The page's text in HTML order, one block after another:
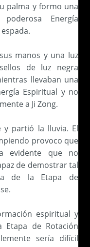
palma y formo una
Energía
manos y una luz
de luz negra
llevaban una
Espiritual y no
a Ji Zong.
y partió la lluvia. El
provoco que
evidente que no
de demostrar tal
de la Etapa de
espiritual y
de Rotación
sería difícil